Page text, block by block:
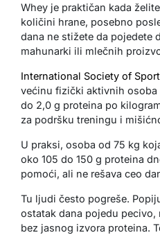
Whey je praktičan kada
količini hrane, posebno
dana ne stižete da pojedete
mahunarki ili mlečnih
International Society of
većinu fizički aktivnih
do 2,0 g proteina po
za podršku treningu i
U praksi, osoba od 75 kg
oko 105 do 150 g proteina
pomoći, ali ne rešava ceo
Tu ljudi često pogreše.
ostatak dana pojedu pecivo,
bez jasnog izvora proteina.